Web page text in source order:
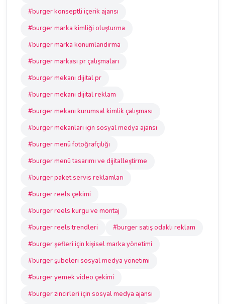
#burger konseptli içerik ajansı
#burger marka kimliği oluşturma
#burger marka konumlandırma
#burger markası pr çalışmaları
#burger mekanı dijital pr
#burger mekanı dijital reklam
#burger mekanı kurumsal kimlik çalışması
#burger mekanları için sosyal medya ajansı
#burger menü fotoğrafçılığı
#burger menü tasarımı ve dijitalleştirme
#burger paket servis reklamları
#burger reels çekimi
#burger reels kurgu ve montaj
#burger reels trendleri
#burger satış odaklı reklam
#burger şefleri için kişisel marka yönetimi
#burger şubeleri sosyal medya yönetimi
#burger yemek video çekimi
#burger zincirleri için sosyal medya ajansı